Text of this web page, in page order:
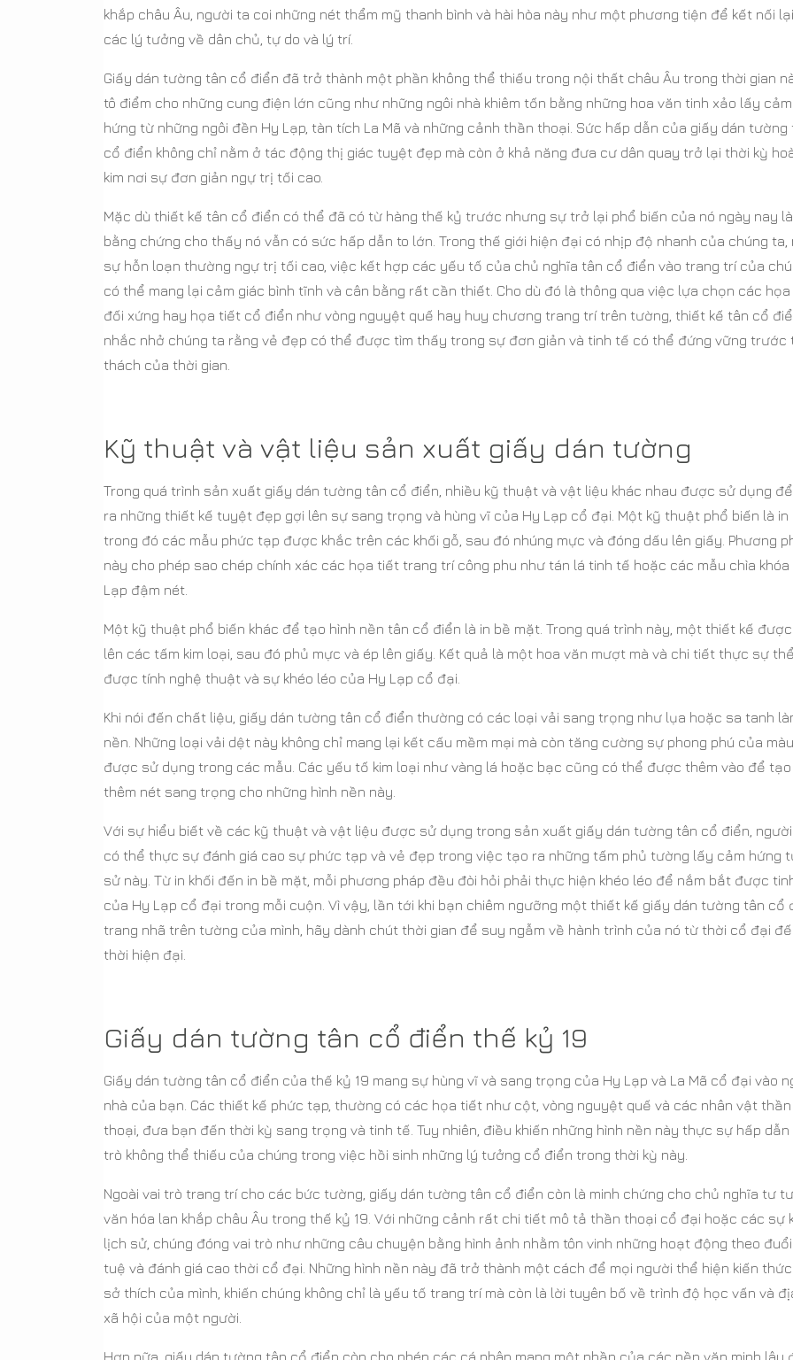
khắp châu Âu, người ta coi những nét thẩm mỹ thanh bình và hài hòa này như một phương tiện để kết nối
các lý tưởng về dân chủ, tự do và lý trí.
Giấy dán tường tân cổ điển đã trở thành một phần không thể thiếu trong nội thất châu Âu trong thời gian
tô điểm cho những cung điện lớn cũng như những ngôi nhà khiêm tốn bằng những hoa văn tinh xảo lấy cảm
hứng từ những ngôi đền Hy Lạp, tàn tích La Mã và những cảnh thần thoại. Sức hấp dẫn của giấy dán tường
cổ điển không chỉ nằm ở tác động thị giác tuyệt đẹp mà còn ở khả năng đưa cư dân quay trở lại thời kỳ
kim nơi sự đơn giản ngự trị tối cao.
Mặc dù thiết kế tân cổ điển có thể đã có từ hàng thế kỷ trước nhưng sự trở lại phổ biến của nó ngày nay là
bằng chứng cho thấy nó vẫn có sức hấp dẫn to lớn. Trong thế giới hiện đại có nhịp độ nhanh của chúng ta,
sự hỗn loạn thường ngự trị tối cao, việc kết hợp các yếu tố của chủ nghĩa tân cổ điển vào trang trí của
có thể mang lại cảm giác bình tĩnh và cân bằng rất cần thiết. Cho dù đó là thông qua việc lựa chọn các
đối xứng hay họa tiết cổ điển như vòng nguyệt quế hay huy chương trang trí trên tường, thiết kế tân cổ
nhắc nhở chúng ta rằng vẻ đẹp có thể được tìm thấy trong sự đơn giản và tinh tế có thể đứng vững trước
thách của thời gian.
Kỹ thuật và vật liệu sản xuất giấy dán tường
Trong quá trình sản xuất giấy dán tường tân cổ điển, nhiều kỹ thuật và vật liệu khác nhau được sử dụng
ra những thiết kế tuyệt đẹp gợi lên sự sang trọng và hùng vĩ của Hy Lạp cổ đại. Một kỹ thuật phổ biến là in
trong đó các mẫu phức tạp được khắc trên các khối gỗ, sau đó nhúng mực và đóng dấu lên giấy. Phương
này cho phép sao chép chính xác các họa tiết trang trí công phu như tán lá tinh tế hoặc các mẫu chìa khóa
Lạp đậm nét.
Một kỹ thuật phổ biến khác để tạo hình nền tân cổ điển là in bề mặt. Trong quá trình này, một thiết kế
lên các tấm kim loại, sau đó phủ mực và ép lên giấy. Kết quả là một hoa văn mượt mà và chi tiết thực sự
được tính nghệ thuật và sự khéo léo của Hy Lạp cổ đại.
Khi nói đến chất liệu, giấy dán tường tân cổ điển thường có các loại vải sang trọng như lụa hoặc sa tanh
nền. Những loại vải dệt này không chỉ mang lại kết cấu mềm mại mà còn tăng cường sự phong phú của
được sử dụng trong các mẫu. Các yếu tố kim loại như vàng lá hoặc bạc cũng có thể được thêm vào để tạo
thêm nét sang trọng cho những hình nền này.
Với sự hiểu biết về các kỹ thuật và vật liệu được sử dụng trong sản xuất giấy dán tường tân cổ điển,
có thể thực sự đánh giá cao sự phức tạp và vẻ đẹp trong việc tạo ra những tấm phủ tường lấy cảm hứng
sử này. Từ in khối đến in bề mặt, mỗi phương pháp đều đòi hỏi phải thực hiện khéo léo để nắm bắt được
của Hy Lạp cổ đại trong mỗi cuộn. Vì vậy, lần tới khi bạn chiêm ngưỡng một thiết kế giấy dán tường tân cổ
trang nhã trên tường của mình, hãy dành chút thời gian để suy ngẫm về hành trình của nó từ thời cổ đại
thời hiện đại.
Giấy dán tường tân cổ điển thế kỷ 19
Giấy dán tường tân cổ điển của thế kỷ 19 mang sự hùng vĩ và sang trọng của Hy Lạp và La Mã cổ đại vào
nhà của bạn. Các thiết kế phức tạp, thường có các họa tiết như cột, vòng nguyệt quế và các nhân vật thần
thoại, đưa bạn đến thời kỳ sang trọng và tinh tế. Tuy nhiên, điều khiến những hình nền này thực sự hấp dẫn
trò không thể thiếu của chúng trong việc hồi sinh những lý tưởng cổ điển trong thời kỳ này.
Ngoài vai trò trang trí cho các bức tường, giấy dán tường tân cổ điển còn là minh chứng cho chủ nghĩa tư
văn hóa lan khắp châu Âu trong thế kỷ 19. Với những cảnh rất chi tiết mô tả thần thoại cổ đại hoặc các sự
lịch sử, chúng đóng vai trò như những câu chuyện bằng hình ảnh nhằm tôn vinh những hoạt động theo
tuệ và đánh giá cao thời cổ đại. Những hình nền này đã trở thành một cách để mọi người thể hiện kiến
sở thích của mình, khiến chúng không chỉ là yếu tố trang trí mà còn là lời tuyên bố về trình độ học vấn và
xã hội của một người.
Hơn nữa, giấy dán tường tân cổ điển còn cho phép các cá nhân mang một phần của các nền văn minh lâu